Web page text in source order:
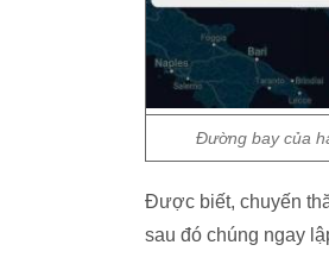
Đường bay của
Được biết, chuyến
sau đó chúng ngay